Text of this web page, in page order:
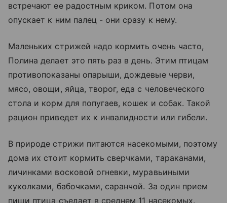
встречают ее радостным криком. Потом она
опускает к ним палец - они сразу к нему.
Маленьких стрижей надо кормить очень часто,
Полина делает это пять раз в день. Этим птицам
противопоказаны опарыши, дождевые черви,
мясо, овощи, яйца, творог, еда с человеческого
стола и корм для попугаев, кошек и собак. Такой
рацион приведет их к инвалидности или гибели.
В природе стрижи питаются насекомыми, поэтому
дома их стоит кормить сверчками, тараканами,
личинками восковой огневки, муравьиными
куколками, бабочками, саранчой. За один прием
пищи птица съедает в среднем 11 насекомых.